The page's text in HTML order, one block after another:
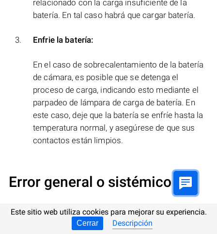
relacionado con la carga insuficiente de la
batería. En tal caso habrá que cargar batería.
Enfrie la batería:
En el caso de sobrecalentamiento de la batería
de cámara, es posible que se detenga el
proceso de carga, indicando esto mediante el
parpadeo de lámpara de carga de batería. En
este caso, deje que la batería se enfríe hasta la
temperatura normal, y asegúrese de que sus
contactos están limpios.
Error general o sistémico
Si el mensaje «RAW images cannot be set»esté
relacionado con un error general sistémico de la
Este sitio web utiliza cookies para mejorar su experiencia.
Cerrar Descripción